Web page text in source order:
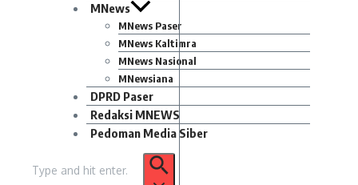
MNews
MNews Paser
MNews Kaltimra
MNews Nasional
MNewsiana
DPRD Paser
Redaksi MNEWS
Pedoman Media Siber
untuk: